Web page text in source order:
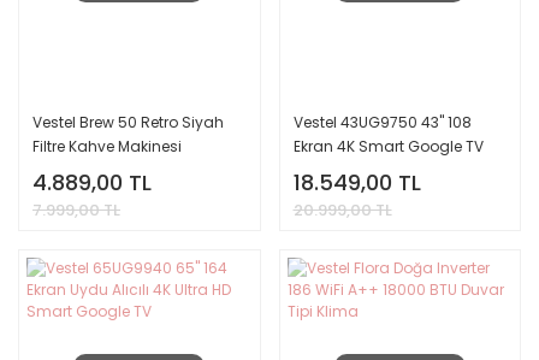
Vestel Brew 50 Retro Siyah
Filtre Kahve Makinesi
4.889,00 TL
7.999,00 TL
Vestel 43UG9750 43'' 108
Ekran 4K Smart Google TV
18.549,00 TL
20.999,00 TL